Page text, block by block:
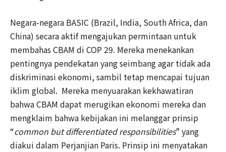
Negara-negara BASIC (Brazil, India, South Africa, dan
China) secara aktif mengajukan permintaan untuk
membahas CBAM di COP 29. Mereka menekankan
pentingnya pendekatan yang seimbang agar tidak ada
diskriminasi ekonomi, sambil tetap mencapai tujuan
iklim global. Mereka menyuarakan kekhawatiran
bahwa CBAM dapat merugikan ekonomi mereka dan
mengklaim bahwa kebijakan ini melanggar prinsip
“common but differentiated responsibilities” yang
diakui dalam Perjanjian Paris. Prinsip ini menyatakan